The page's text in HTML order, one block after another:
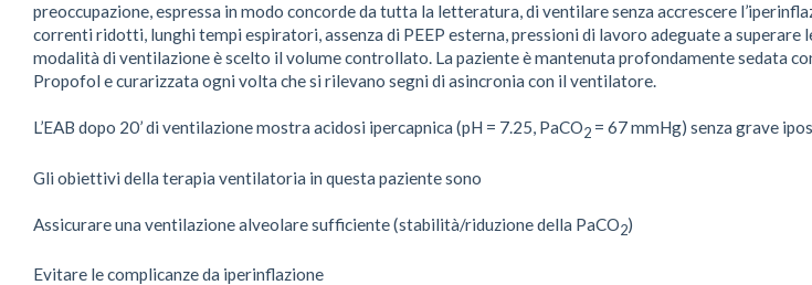
preoccupazione, espressa in modo concorde da tutta la letteratura, di ventilare senza accrescere
correnti ridotti, lunghi tempi espiratori, assenza di PEEP esterna, pressioni di lavoro adeguate a superare
modalità di ventilazione è scelto il volume controllato. La paziente è mantenuta profondamente sedata
Propofol e curarizzata ogni volta che si rilevano segni di asincronia con il ventilatore.
L’EAB dopo 20’ di ventilazione mostra acidosi ipercapnica (pH = 7.25, PaCO2 = 67 mmHg) senza grave
Gli obiettivi della terapia ventilatoria in questa paziente sono
Assicurare una ventilazione alveolare sufficiente (stabilità/riduzione della PaCO2)
Evitare le complicanze da iperinflazione